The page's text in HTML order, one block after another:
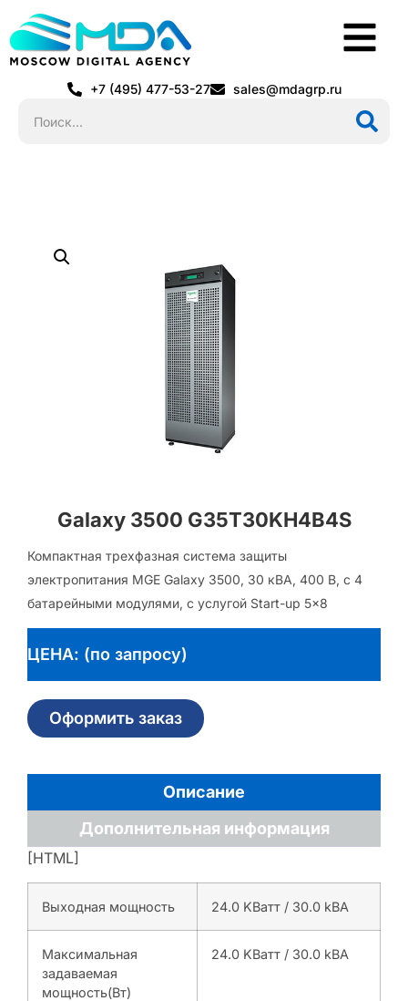
+7 (495) 477-53-27 sales@mdagrp.ru
Galaxy 3500 G35T30KH4B4S
Компактная трехфазная система защиты
электропитания MGE Galaxy 3500, 30 кВА, 400 В, с 4
батарейными модулями, с услугой Start-up 5×8
ЦЕНА: (по запросу)
Оформить заказ
Описание
Дополнительная информация
[HTML]
Выходная мощность 24.0 KВатт / 30.0 kВА
Максимальная
задаваемая
мощность(Вт)
24.0 KВатт / 30.0 kВА